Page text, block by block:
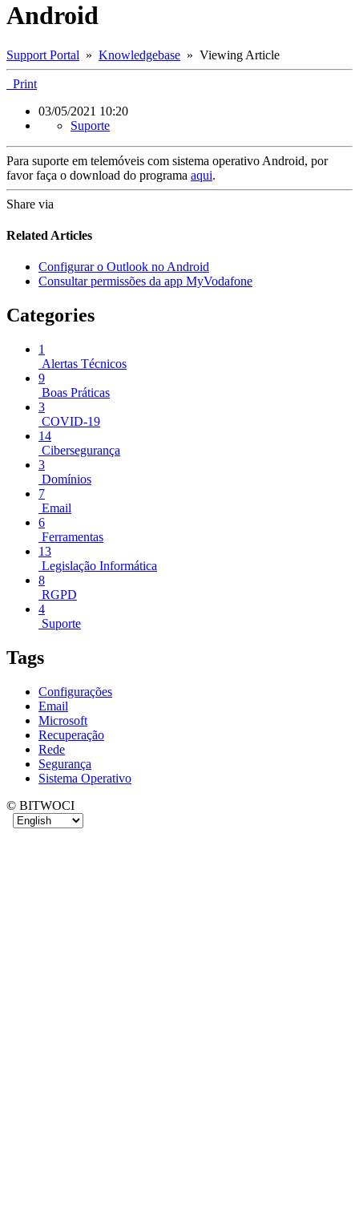
Android
Support Portal » Knowledgebase » Viewing Article
Print
03/05/2021 10:20
Suporte
Para suporte em telemóveis com sistema operativo Android, por
favor faça o download do programa aqui.
Share via
Related Articles
Configurar o Outlook no Android
Consultar permissões da app MyVodafone
Categories
1
Alertas Técnicos
9
Boas Práticas
3
COVID-19
14
Cibersegurança
3
Domínios
7
Email
6
Ferramentas
13
Legislação Informática
8
RGPD
4
Suporte
Tags
Configurações
Email
Microsoft
Recuperação
Rede
Segurança
Sistema Operativo
© BITWOCI